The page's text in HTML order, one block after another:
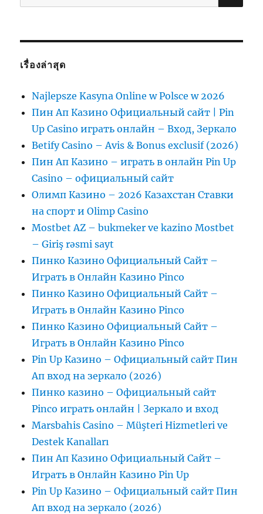
เรื่องล่าสุด
Najlepsze Kasyna Online w Polsce w 2026
Пин Ап Казино Официальный сайт | Pin
Up Casino играть онлайн – Вход, Зеркало
Betify Casino – Avis & Bonus exclusif (2026)
Пин Ап Казино – играть в онлайн Pin Up
Casino – официальный сайт
Олимп Казино – 2026 Казахстан Ставки
на спорт и Olimp Casino
Mostbet AZ – bukmeker ve kazino Mostbet
– Giriş rəsmi sayt
Пинко Казино Официальный Сайт –
Играть в Онлайн Казино Pinco
Пинко Казино Официальный Сайт –
Играть в Онлайн Казино Pinco
Пинко Казино Официальный Сайт –
Играть в Онлайн Казино Pinco
Pin Up Казино – Официальный сайт Пин
Ап вход на зеркало (2026)
Пинко казино – Официальный сайт
Pinco играть онлайн | Зеркало и вход
Marsbahis Casino – Müşteri Hizmetleri ve
Destek Kanalları
Пин Ап Казино Официальный Сайт –
Играть в Онлайн Казино Pin Up
Pin Up Казино – Официальный сайт Пин
Ап вход на зеркало (2026)